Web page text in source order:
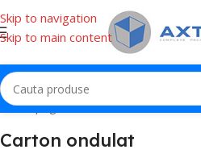
Skip to navigation
Skip to main content
Prima pagină Carton Carton ondulat
Carton ondulat